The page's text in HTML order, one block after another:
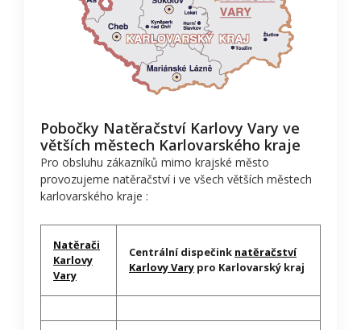
Pobočky Natěračství Karlovy Vary ve
větších městech Karlovarského kraje
Pro obsluhu zákazníků mimo krajské město
provozujeme natěračství i ve všech větších městech
karlovarského kraje :
Natěrači
Karlovy
Vary
Centrální dispečink natěračství
Karlovy Vary pro Karlovarský kraj